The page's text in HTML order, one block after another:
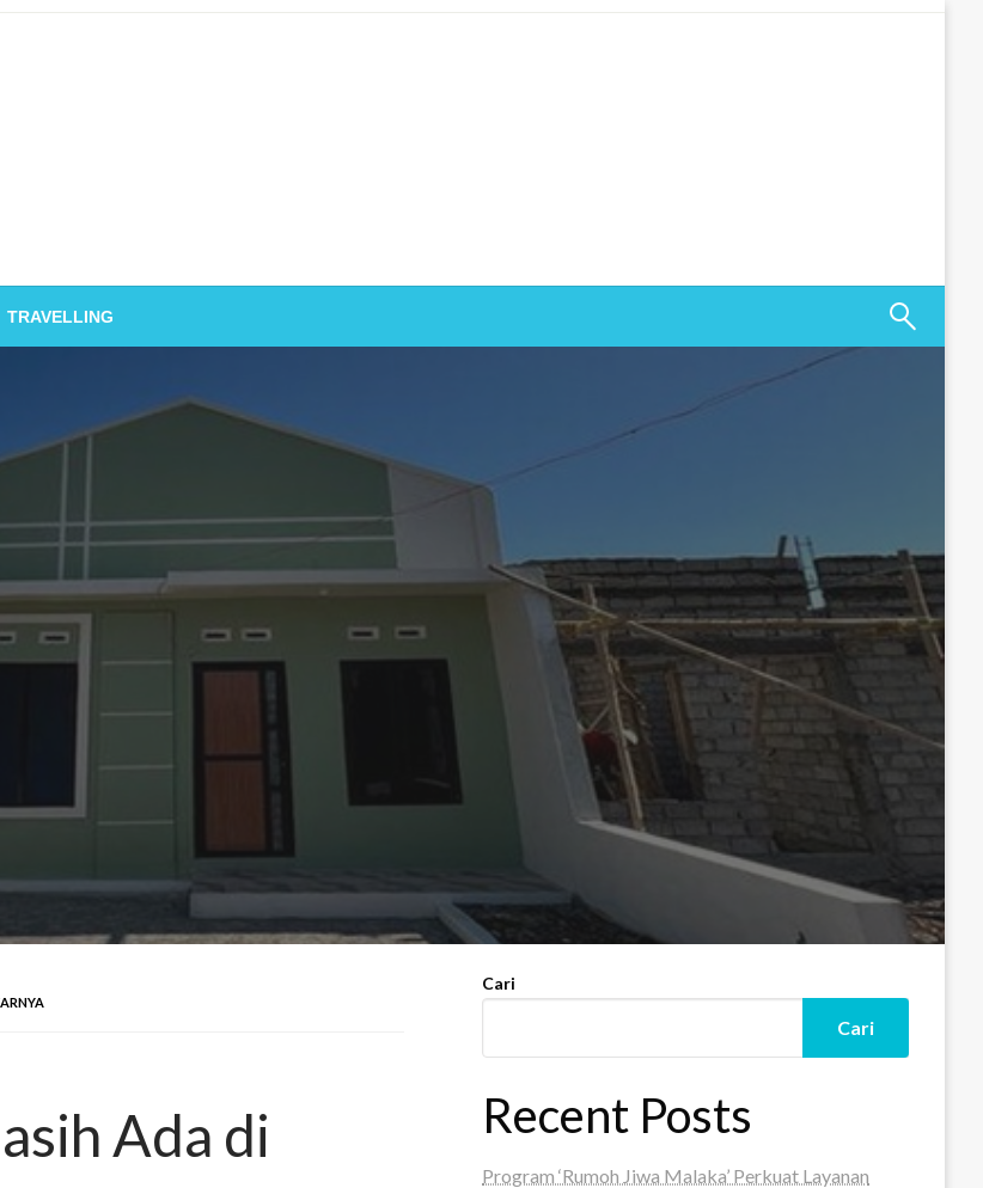
TRAVELLING
Ada di
Cari
Cari
Recent Posts
Program ‘Rumoh Jiwa Malaka’ Perkuat Layanan